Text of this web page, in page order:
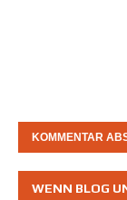
WENN BLOG